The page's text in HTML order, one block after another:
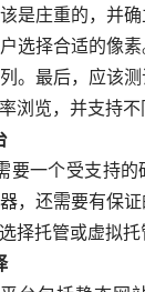
是庄重的，并
选择合适的像
。最后，应该
浏览，并支持不
，还需要有保
择托管或虚拟托